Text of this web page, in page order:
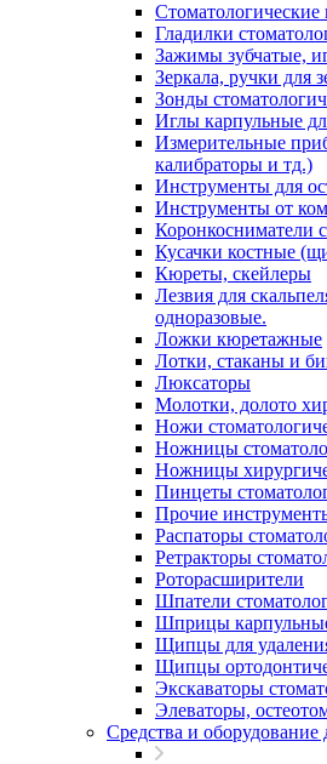
Гладилки
Зажимы зубчатые,
Зеркала, ручки для
Зонды
Иглы карпульные
Измерительные
калибраторы и тд.)
Инструменты для
Инструменты от
Коронкосниматели
Кусачки костные
Кюреты, скейлеры
Лезвия для
одноразовые.
Ложки кюретажные
Лотки, стаканы и
Люксаторы
Молотки, долото
Ножи
Ножницы
Ножницы
Пинцеты
Прочие
Распаторы
Ретракторы
Роторасширители
Шпатели
Шприцы
Щипцы для
Щипцы
Экскаваторы
Элеваторы,
Средства и оборудование